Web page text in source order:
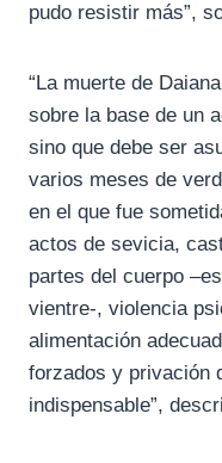
pudo resistir más”,
“La muerte de
sobre la base de un
sino que debe ser
varios meses de
en el que fue
actos de sevicia,
partes del cuerpo
vientre-, violencia
alimentación
forzados y privación
indispensable”,